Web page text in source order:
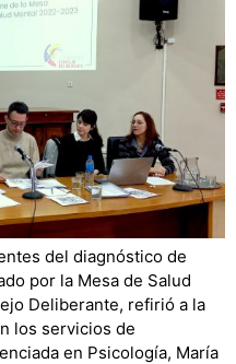
del diagnóstico de
por la Mesa de Salud
Deliberante, refirió a la
los servicios de
en Psicología, María